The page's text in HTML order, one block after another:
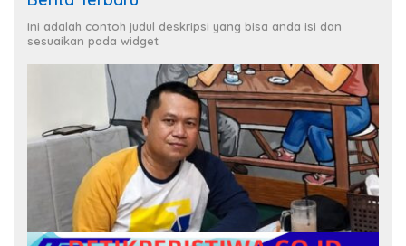
Ini adalah contoh judul deskripsi yang bisa anda isi dan
sesuaikan pada widget